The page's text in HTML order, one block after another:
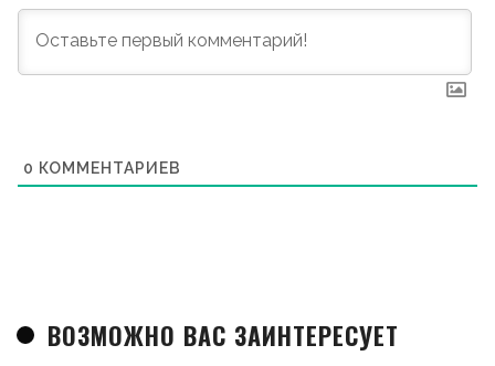
0 КОММЕНТАРИЕВ
ВОЗМОЖНО ВАС ЗАИНТЕРЕСУЕТ